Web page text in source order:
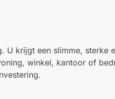
U krijgt een slimme, sterke
winkel, kantoor of